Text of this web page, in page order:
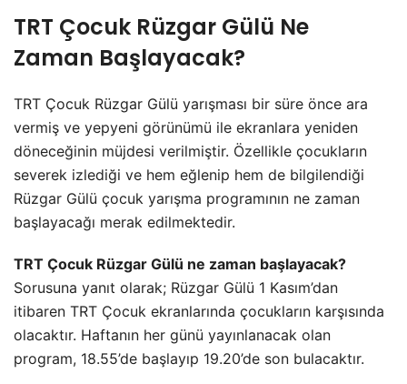
TRT Çocuk Rüzgar Gülü Ne
Zaman Başlayacak?
TRT Çocuk Rüzgar Gülü yarışması bir süre önce ara
vermiş ve yepyeni görünümü ile ekranlara yeniden
döneceğinin müjdesi verilmiştir. Özellikle çocukların
severek izlediği ve hem eğlenip hem de bilgilendiği
Rüzgar Gülü çocuk yarışma programının ne zaman
başlayacağı merak edilmektedir.
TRT Çocuk Rüzgar Gülü ne zaman başlayacak?
Sorusuna yanıt olarak; Rüzgar Gülü 1 Kasım’dan
itibaren TRT Çocuk ekranlarında çocukların karşısında
olacaktır. Haftanın her günü yayınlanacak olan
program, 18.55’de başlayıp 19.20’de son bulacaktır.